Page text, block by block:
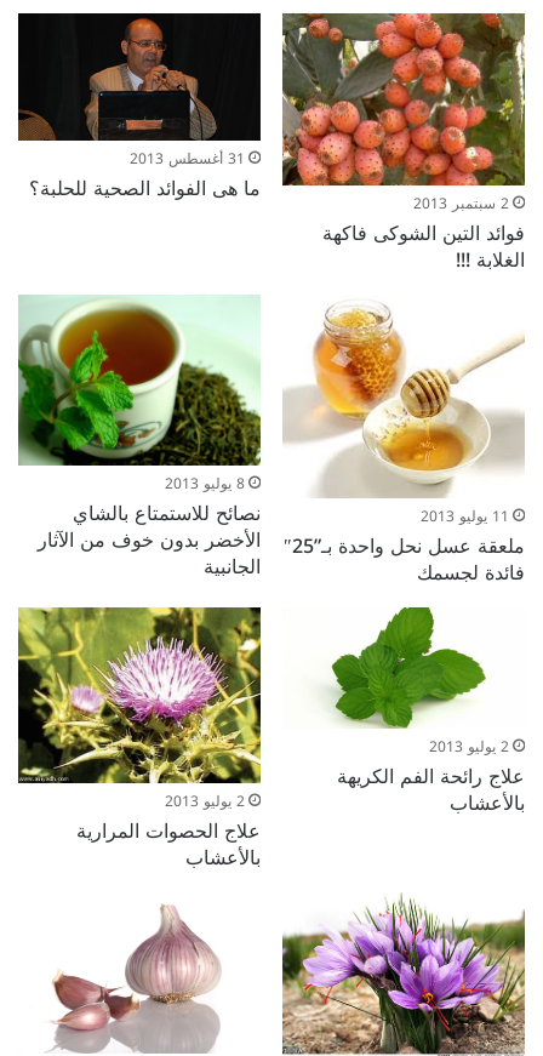
2 سبتمبر 2013
فوائد التين الشوكى فاكهة
الغلابة !!!
31 أغسطس 2013
ما هى الفوائد الصحية للحلبة؟
11 يوليو 2013
ملعقة عسل نحل واحدة بـ”25″
فائدة لجسمك
8 يوليو 2013
نصائح للاستمتاع بالشاي
الأخضر بدون خوف من الآثار
الجانبية
2 يوليو 2013
علاج رائحة الفم الكريهة
بالأعشاب 2 يوليو 2013
علاج الحصوات المرارية
بالأعشاب